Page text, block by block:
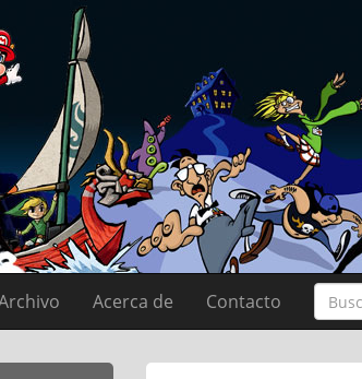
Acerca de Contacto